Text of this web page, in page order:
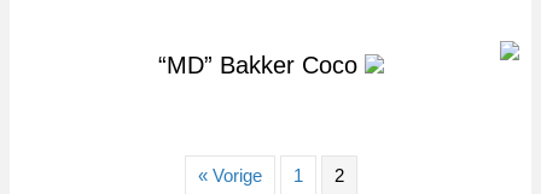
“MD” Bakker Coco
« Vorige 1 2